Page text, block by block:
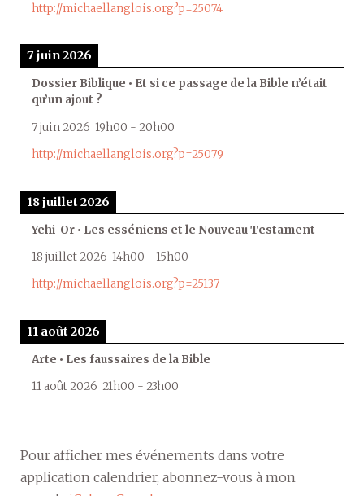
http://michaellanglois.org?p=25074
7 juin 2026
Dossier Biblique • Et si ce passage de la Bible n’était
qu’un ajout ?
7 juin 2026 19h00 - 20h00
http://michaellanglois.org?p=25079
18 juillet 2026
Yehi-Or • Les esséniens et le Nouveau Testament
18 juillet 2026 14h00 - 15h00
http://michaellanglois.org?p=25137
11 août 2026
Arte • Les faussaires de la Bible
11 août 2026 21h00 - 23h00
Pour afficher mes événements dans votre
application calendrier, abonnez-vous à mon